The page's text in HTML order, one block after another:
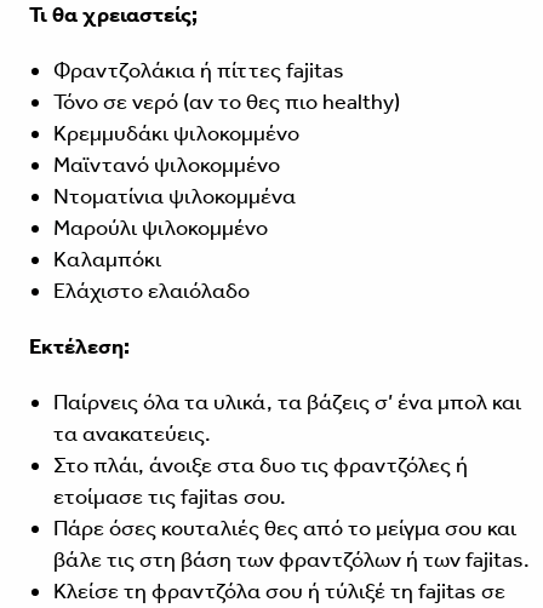
Τι θα χρειαστείς;
Φραντζολάκια ή πίττες fajitas
Τόνο σε νερό (αν το θες πιο healthy)
Κρεμμυδάκι ψιλοκομμένο
Μαϊντανό ψιλοκομμένο
Ντοματίνια ψιλοκομμένα
Μαρούλι ψιλοκομμένο
Καλαμπόκι
Ελάχιστο ελαιόλαδο
Εκτέλεση:
Παίρνεις όλα τα υλικά, τα βάζεις σ’ ένα μπολ και
τα ανακατεύεις.
Στο πλάι, άνοιξε στα δυο τις φραντζόλες ή
ετοίμασε τις fajitas σου.
Πάρε όσες κουταλιές θες από το μείγμα σου και
βάλε τις στη βάση των φραντζόλων ή των fajitas.
Κλείσε τη φραντζόλα σου ή τύλιξέ τη fajitas σε